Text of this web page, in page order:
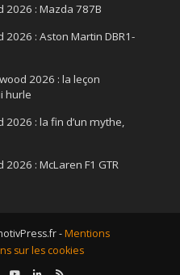
2026 : Mazda 787B
2026 : Aston Martin DBR1-
2026 : la leçon
hurle
2026 : la fin d’un mythe,
: McLaren F1 GTR
-Mentions
sur les cookies